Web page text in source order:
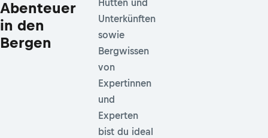
Abenteuer
in den
Bergen
Hütten und
Unterkünften
sowie
Bergwissen
von
Expertinnen
und
Experten
bist du ideal